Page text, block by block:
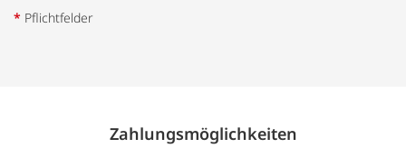
* Pflichtfelder
Zahlungs­möglich­keiten